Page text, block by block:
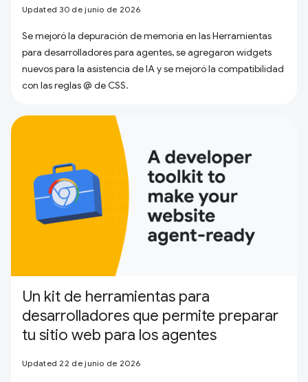
Updated 30 de junio de 2026
Se mejoró la depuración de memoria en las Herramientas
para desarrolladores para agentes, se agregaron widgets
nuevos para la asistencia de IA y se mejoró la compatibilidad
con las reglas @ de CSS.
Un kit de herramientas para
desarrolladores que permite preparar
tu sitio web para los agentes
Updated 22 de junio de 2026